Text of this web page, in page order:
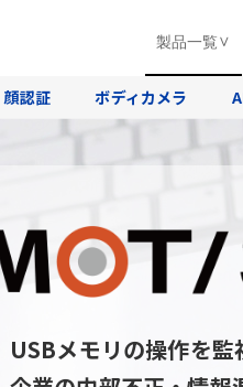
製品一覧
顔認証 ボディカメラ
USBメモリの操作を